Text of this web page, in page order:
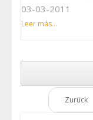
03-03-2011
Leer más...
Zurück